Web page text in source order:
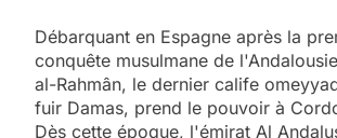
Débarquant en Espagne après la
conquête musulmane de
al-Rahmân, le dernier calife
fuir Damas, prend le pouvoir à
Dès cette époque, l'émirat Al